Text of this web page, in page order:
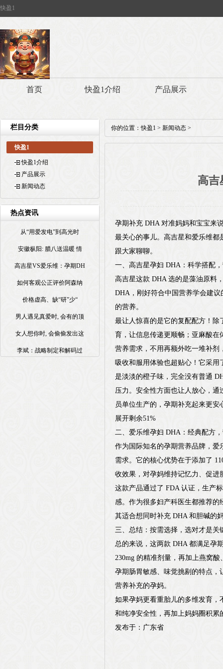
快盈1
首页 快盈1介绍 产品展示
栏目分类
快盈1
快盈1介绍
产品展示
新闻动态
热点资讯
从“用爱发电”到高光时
安徽枞阳: 腊八送温暖 情
高吉星VS爱乐维：孕期DH
如何客观公正评价阿森纳
价格虚高、缺“研”少“
男人遇见真爱时, 会有的顶
女人想你时, 会偷偷发出这
李斌：战略制定和解码过
你的位置：快盈1 > 新闻动态 >
高吉
孕期补充 DHA 对准妈妈和宝宝来
最关心的事儿。高吉星和爱乐维
跟大家聊聊。
一、高吉星孕妇 DHA：科学搭配
高吉星这款 DHA 选的是藻油原料
DHA，刚好符合中国营养学会建
的营养。
最让人惊喜的是它的复配配方！
育，让信息传递更顺畅；亚麻酸
营养需求，不用再额外吃一堆补剂
吸收和服用体验也超贴心！它采用
是淡淡的橙子味，完全没有普通
压力。安全性方面也让人放心，通
员单位生产的，孕期补充起来更安
展开剩余51%
二、爱乐维孕妇 DHA：经典配方
作为国际知名的孕期营养品牌，爱
需求。它的核心优势在于添加了
收效果，对孕妈维持记忆力、促进
这款产品通过了 FDA 认证，生产
感。作为很多妇产科医生都推荐
其适合想同时补充 DHA 和胆碱的
三、总结：按需选择，选对才是关
总的来说，这两款 DHA 都满足孕
230mg 的精准剂量，再加上燕窝
孕期肠胃敏感、味觉挑剔的特点
营养补充的孕妈。
如果孕妈更看重胎儿的多维发育
和纯净安全性，再加上妈妈圈积
发布于：广东省